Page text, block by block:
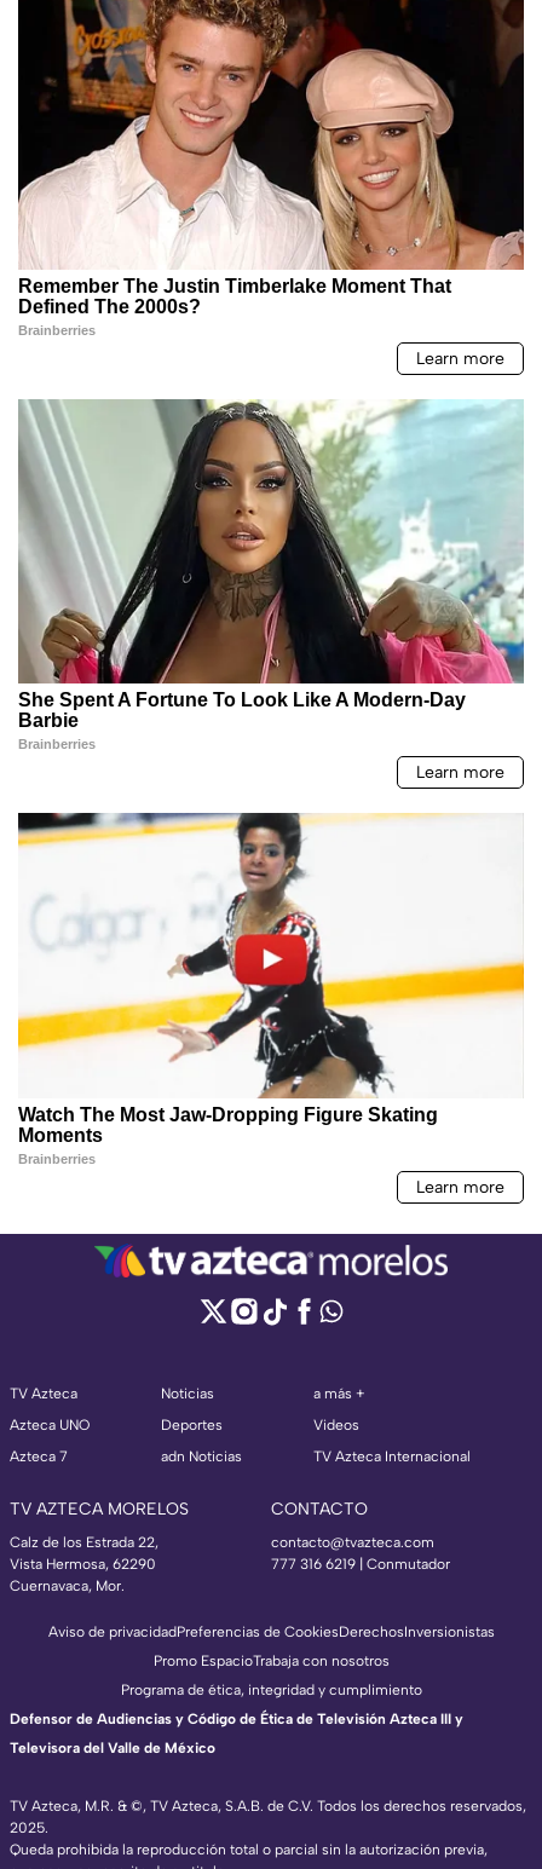
TV Azteca
Azteca UNO
Azteca 7
Noticias
Deportes
adn Noticias
a más +
Videos
TV Azteca Internacional
TV AZTECA MORELOS
Calz de los Estrada 22,
Vista Hermosa, 62290
Cuernavaca, Mor.
CONTACTO
contacto@tvazteca.com
777 316 6219 | Conmutador
TV Azteca, M.R. & ©, TV Azteca, S.A.B. de C.V. Todos los derechos reservados,
2025.
Queda prohibida la reproducción total o parcial sin la autorización previa,
Aviso de privacidadPreferencias de CookiesDerechosInversionistas
Promo EspacioTrabaja con nosotros
Programa de ética, integridad y cumplimiento
Defensor de Audiencias y Código de Ética de Televisión Azteca III y
Televisora del Valle de México